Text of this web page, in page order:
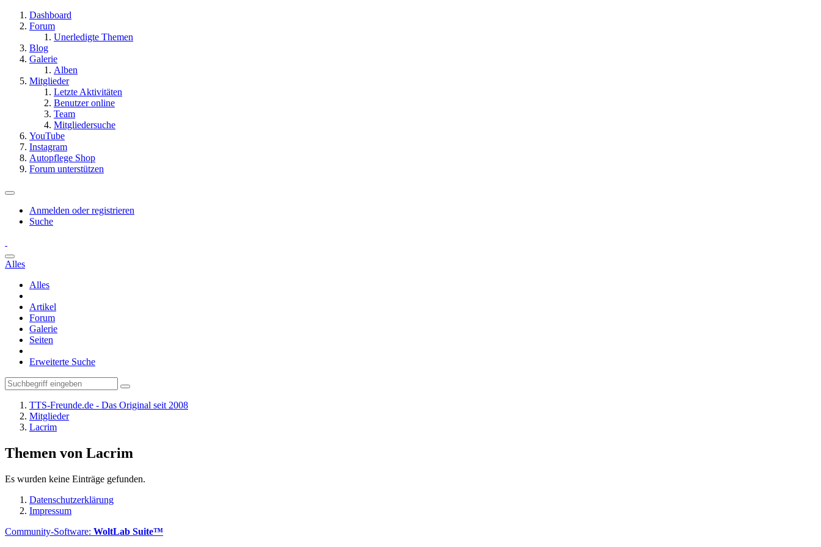
Dashboard
Forum
Unerledigte Themen
Blog
Galerie
Alben
Mitglieder
Letzte Aktivitäten
Benutzer online
Team
Mitgliedersuche
YouTube
Instagram
Autopflege Shop
Forum unterstützen
Anmelden oder registrieren
Suche
Alles
Alles
Artikel
Forum
Galerie
Seiten
Erweiterte Suche
TTS-Freunde.de - Das Original seit 2008
Mitglieder
Lacrim
Themen von Lacrim
Es wurden keine Einträge gefunden.
Datenschutzerklärung
Impressum
Community-Software: WoltLab Suite™